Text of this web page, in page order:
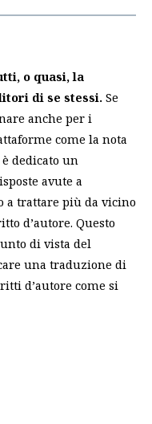
o quasi, la
di se stessi. Se
anche per i
come la nota
dedicato un
avute a
a trattare più da vicino
d’autore. Questo
di vista del
una traduzione di
d’autore come si